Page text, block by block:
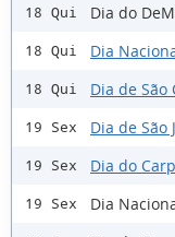
18 Qui Dia do
18 Qui Dia
18 Qui Dia de São
19 Sex Dia de São
19 Sex Dia do
19 Sex Dia